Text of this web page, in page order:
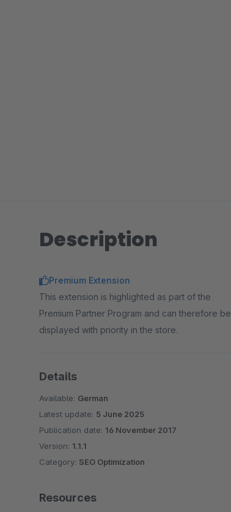
Description
Premium Extension
This extension is highlighted as part of the
Premium Partner Program and can therefore be
displayed with priority in the store.
Details
Available: German
Latest update: 5 June 2025
Publication date: 16 November 2017
Version: 1.1.1
Category: SEO Optimization
Resources